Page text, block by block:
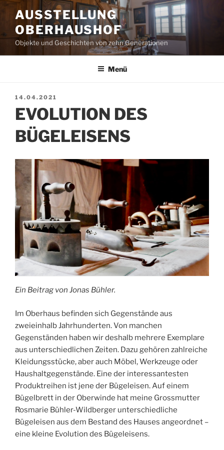
Zum
Inhalt
springen
AUSSTELLUNG
OBERHAUSHOF
Objekte und Geschichten von zehn Generationen
Menü
VERÖFFENTLICHT
14.04.2021
EVOLUTION DES
BÜGELEISENS
Ein Beitrag von Jonas Bühler.
Im Oberhaus befinden sich Gegenstände aus
zweieinhalb Jahrhunderten. Von manchen
Gegenständen haben wir deshalb mehrere Exemplare
aus unterschiedlichen Zeiten. Dazu gehören zahlreiche
Kleidungsstücke, aber auch Möbel, Werkzeuge oder
Haushaltgegenstände. Eine der interessantesten
Produktreihen ist jene der Bügeleisen. Auf einem
Bügelbrett in der Oberwinde hat meine Grossmutter
Rosmarie Bühler-Wildberger unterschiedliche
Bügeleisen aus dem Bestand des Hauses angeordnet –
eine kleine Evolution des Bügeleisens.